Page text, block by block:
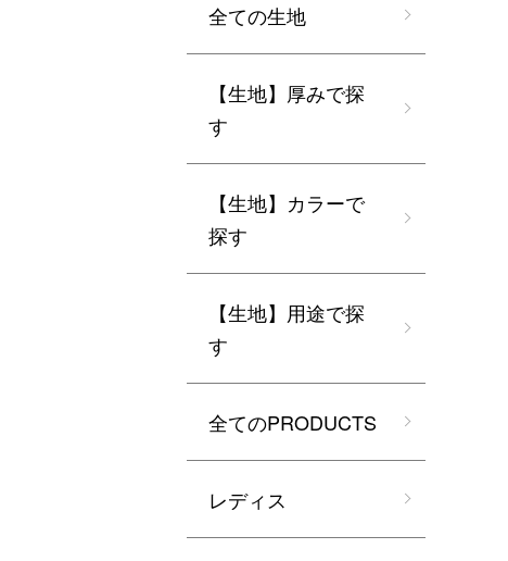
全ての生地
【生地】厚みで探
す
【生地】カラーで
探す
【生地】用途で探
す
全てのPRODUCTS
レディス